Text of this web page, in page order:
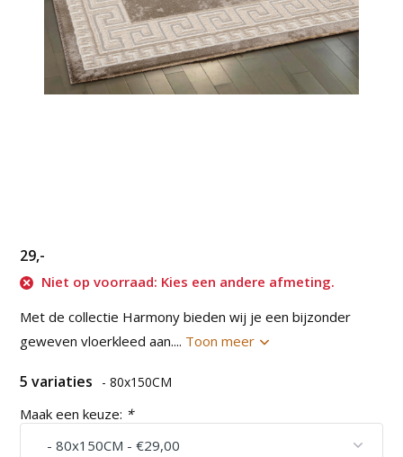
29,-
Niet op voorraad: Kies een andere afmeting.
Met de collectie Harmony bieden wij je een bijzonder
geweven vloerkleed aan.... Toon meer
5 variaties - 80x150CM
Maak een keuze: *